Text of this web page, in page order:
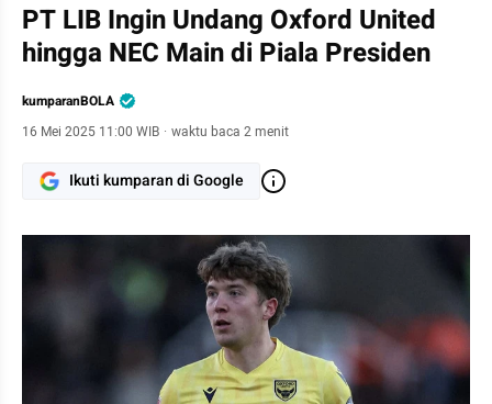
PT LIB Ingin Undang Oxford United
hingga NEC Main di Piala Presiden
kumparanBOLA
16 Mei 2025 11:00 WIB · waktu baca 2 menit
Ikuti kumparan di Google